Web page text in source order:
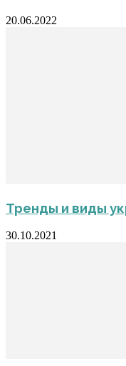
20.06.2022
Тренды и виды
30.10.2021